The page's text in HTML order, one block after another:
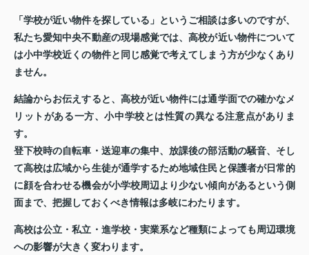
「学校が近い物件を探している」というご相談は多いのですが、
私たち愛知中央不動産の現場感覚では、高校が近い物件について
は小中学校近くの物件と同じ感覚で考えてしまう方が少なくあり
ません。
結論からお伝えすると、 高校が近い物件には通学面での確かなメ
リットがある一方、小中学校とは性質の異なる注意点がありま
す。
登下校時の自転車・送迎車の集中、放課後の部活動の騒音、そし
て高校は広域から生徒が通学するため地域住民と保護者が日常的
に顔を合わせる機会が小学校周辺より少ない傾向があるという側
面まで、把握しておくべき情報は多岐にわたります。
高校は公立・私立・進学校・実業系など種類によっても周辺環境
への影響が大きく変わります。